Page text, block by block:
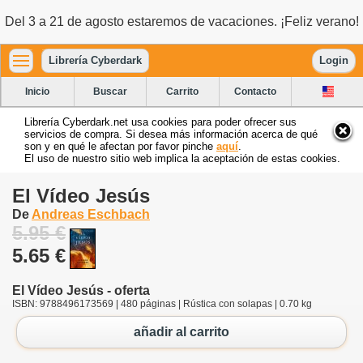
Del 3 a 21 de agosto estaremos de vacaciones. ¡Feliz verano!
Librería Cyberdark Login
Inicio Buscar Carrito Contacto
Librería Cyberdark.net usa cookies para poder ofrecer sus
servicios de compra. Si desea más información acerca de qué
son y en qué le afectan por favor pinche aquí
El uso de nuestro sitio web implica la aceptación de estas cookies.
El Vídeo Jesús
De Andreas Eschbach
5.95 €
5.65 €
El Vídeo Jesús - oferta
ISBN: 9788496173569 | 480 páginas | Rústica con solapas | 0.70 kg
añadir al carrito